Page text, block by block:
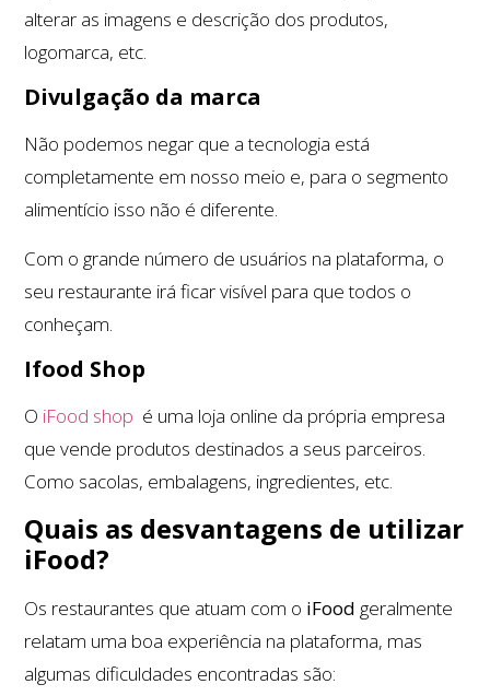
alterar as imagens e descrição dos produtos,
logomarca, etc.
Divulgação da marca
Não podemos negar que a tecnologia está
completamente em nosso meio e, para o segmento
alimentício isso não é diferente.
Com o grande número de usuários na plataforma, o
seu restaurante irá ficar visível para que todos o
conheçam.
Ifood Shop
O iFood shop é uma loja online da própria empresa
que vende produtos destinados a seus parceiros.
Como sacolas, embalagens, ingredientes, etc.
Quais as desvantagens de utilizar
iFood?
Os restaurantes que atuam com o iFood geralmente
relatam uma boa experiência na plataforma, mas
algumas dificuldades encontradas são: